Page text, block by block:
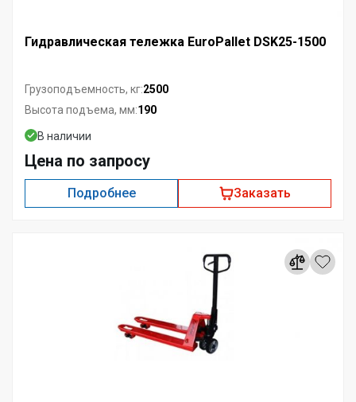
Гидравлическая тележка EuroPallet DSK25-1500
Грузоподъемность, кг:2500
Высота подъема, мм:190
В наличии
Цена по запросу
Подробнее Заказать